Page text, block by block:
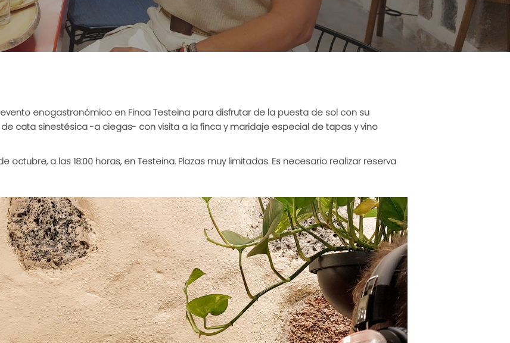
enogastronómico en Finca Testeina para disfrutar de la puesta de sol con su
cata sinestésica -a ciegas- con visita a la finca y maridaje especial de tapas y vino
octubre, a las 18:00 horas, en Testeina. Plazas muy limitadas. Es necesario realizar reserva